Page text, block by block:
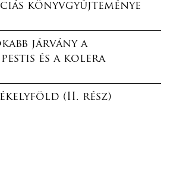
könyvgyűjteménye
járvány a
és a kolera
(II. rész)